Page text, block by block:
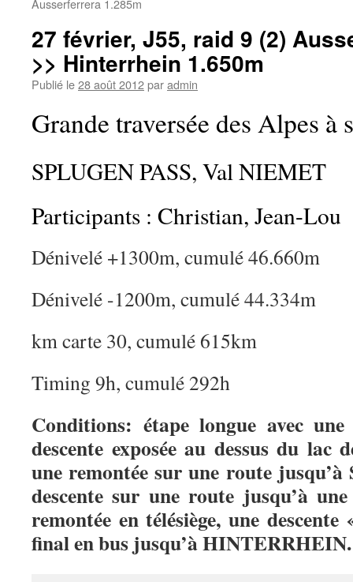
Ausserferrera 1.285m
27 février, J55, raid 9 (2)
>> Hinterrhein 1.650m
Publié le28 août 2012paradmin
Grande traversée des Alpes à
SPLUGEN PASS, Val NIEMET
Participants : Christian, Jean-Lou
Dénivelé +1300m, cumulé 46.660m
Dénivelé -1200m, cumulé 44.334m
km carte 30, cumulé 615km
Timing 9h, cumulé 292h
Conditions: étape longue avec
descente exposée au dessus du lac
une remontée sur une route
descente sur une route jusqu’à
remontée en télésiège, une
final en bus jusqu’à HINTERRHEIN.